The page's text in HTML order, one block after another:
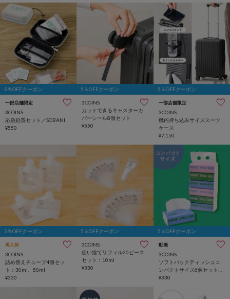
5％OFFクーポン
一部店舗限定
3COINS
応急処置セット／SOBANI
¥550
5％OFFクーポン
3COINS
カットできるキャスターカ
バーシール8個セット
¥550
5％OFFクーポン
一部店舗限定
3COINS
機内持ち込みサイズスーツ
ケース
¥7,150
5％OFFクーポン
再入荷
3COINS
詰め替えチューブ4個セッ
ト：30ml、50ml
¥330
5％OFFクーポン
3COINS
使い捨てリフィル20ピース
セット：10ml
¥330
5％OFFクーポン
動画
3COINS
ソフトパックティッシュコ
ンパクトサイズ6個セット
（150組）
¥330